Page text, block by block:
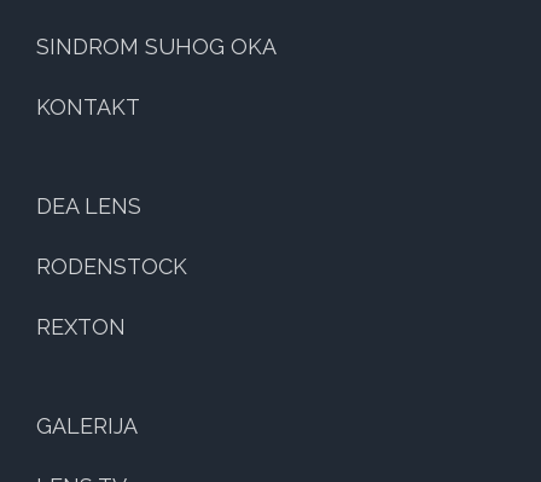
SINDROM SUHOG OKA
KONTAKT
DEA LENS
RODENSTOCK
REXTON
GALERIJA